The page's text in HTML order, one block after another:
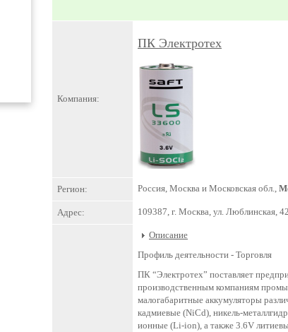
Компания:
ПК Электротех
Регион: Россия, Москва и Московская обл.,
Адрес: 109387, г. Москва, ул. Люблинская, 42
Описание
Профиль деятельности - Торговля
ПК “Электротех” поставляет
производственным компаниям
малогабаритные аккумуляторы
кадмиевые (NiCd), никель-
ионные (Li-ion), а также 3.6V